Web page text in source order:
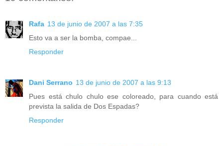
Rafa 13 de junio de 2007 a las 7:35
Esto va a ser la bomba, compae...
Responder
Dani Serrano 13 de junio de 2007 a las 9:13
Pues está chulo chulo ese coloreado, para cuando está
prevista la salida de Dos Espadas?
Responder